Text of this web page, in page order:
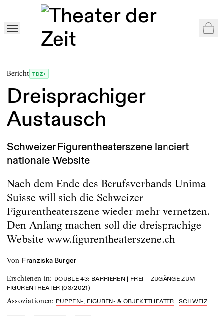
Shop >
Bericht TDZ+
Dreisprachiger
Austausch
Schweizer Figurentheaterszene lanciert
nationale Website
Nach dem Ende des Berufsverbands Unima
Suisse will sich die Schweizer
Figurentheaterszene wieder mehr vernetzen.
Den Anfang machen soll die dreisprachige
Website www.figurentheaterszene.ch
von Franziska Burger
Erschienen in: DOUBLE 43: BARRIEREN | FREI – ZUGÄNGE ZUM
FIGURENTHEATER (03/2021)
Assoziationen: PUPPEN-, FIGUREN- & OBJEKTTHEATER SCHWEIZ